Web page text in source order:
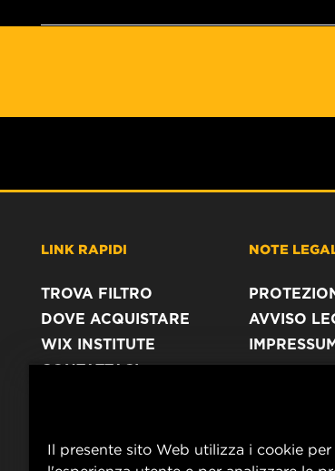
LINK RAPIDI
TROVA FILTRO
DOVE ACQUISTARE
WIX INSTITUTE
CONTATTACI
NOTE
AVVISO
Il presente sito Web utilizza i cookie